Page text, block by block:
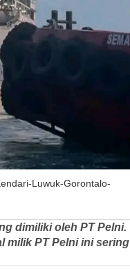
Luwuk-Gorontalo-
dimiliki oleh PT Pelni.
milik PT Pelni ini sering